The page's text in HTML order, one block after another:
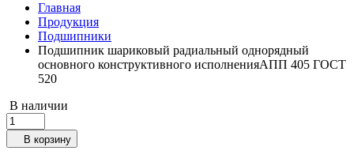
Главная
Продукция
Подшипники
Подшипник шариковый радиальный однорядный
основного конструктивного исполненияАПП 405 ГОСТ
520
В наличии
В корзину